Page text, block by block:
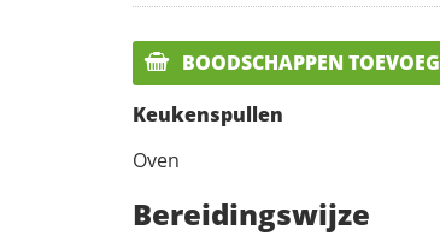
BOODSCHAPPEN
Keukenspullen
Oven
Bereidingswijze